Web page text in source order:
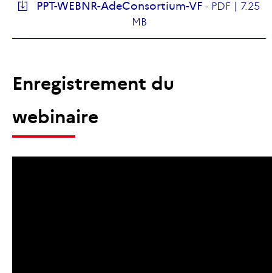
PPT-WEBNR-AdeConsortium-VF - PDF | 7.25
MB
Enregistrement du
webinaire